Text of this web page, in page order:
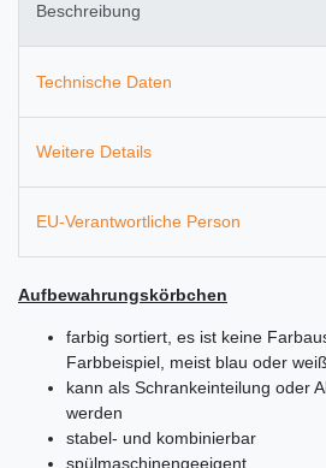
Beschreibung
Technische Daten
Weitere Details
EU-Verantwortliche Person
Aufbewahrungskörbchen
farbig sortiert, es ist keine
Farbbeispiel, meist blau oder
kann als Schrankeinteilung oder
werden
stabel- und kombinierbar
spülmaschinengeeigent